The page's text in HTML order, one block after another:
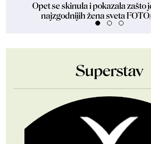
Opet se skinula i pokazala zašto
najzgodnijih žena sveta
Superstav